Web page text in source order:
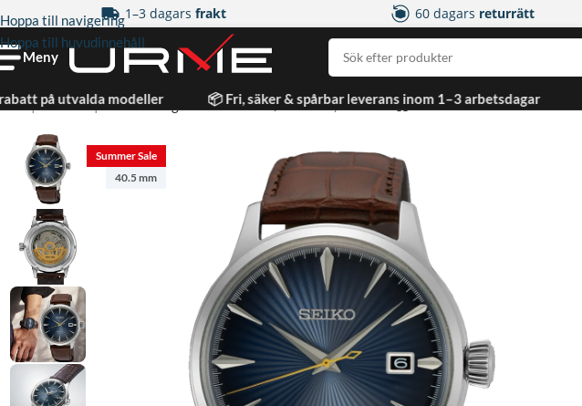
Hoppa till navigering
Hoppa till huvudinnehåll
1–3 dagars frakt 60 dagars returrätt
Meny
på utvalda modeller 📦 Fri, säker & spårbar leverans inom 1–3 arbetsdagar
Hem| Automat|Seiko Presage Automatic Blå/Läder 40,5 mm
Summer Sale
40.5 mm